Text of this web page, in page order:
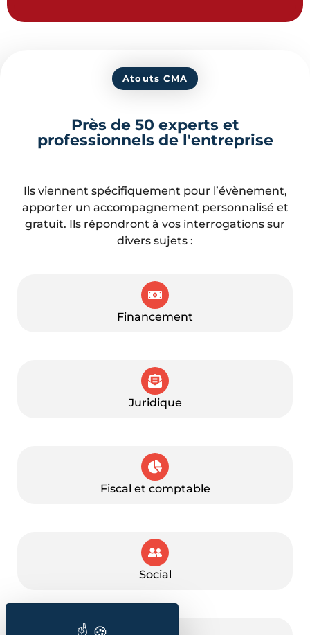
Atouts CMA
Près de 50 experts et
professionnels de l'entreprise
Ils viennent spécifiquement pour l’évènement,
apporter un accompagnement personnalisé et
gratuit. Ils répondront à vos interrogations sur
divers sujets :
Financement
Juridique
Fiscal et comptable
Social